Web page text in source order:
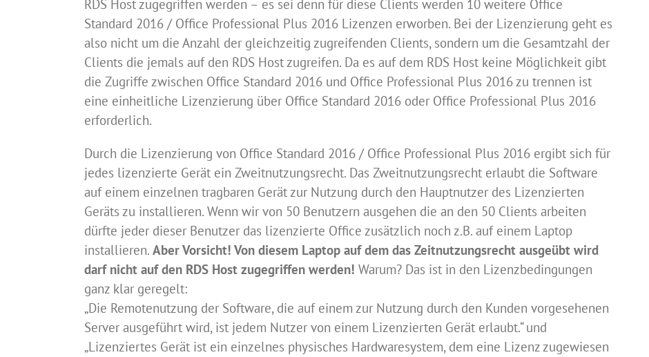
RDS Host zugegriffen werden – es sei denn für diese Clients werden 10 weitere Office
Standard 2016 / Office Professional Plus 2016 Lizenzen erworben. Bei der Lizenzierung geht es
also nicht um die Anzahl der gleichzeitig zugreifenden Clients, sondern um die Gesamtzahl der
Clients die jemals auf den RDS Host zugreifen. Da es auf dem RDS Host keine Möglichkeit gibt
die Zugriffe zwischen Office Standard 2016 und Office Professional Plus 2016 zu trennen ist
eine einheitliche Lizenzierung über Office Standard 2016 oder Office Professional Plus 2016
erforderlich.
Durch die Lizenzierung von Office Standard 2016 / Office Professional Plus 2016 ergibt sich für
jedes lizenzierte Gerät ein Zweitnutzungsrecht. Das Zweitnutzungsrecht erlaubt die Software
auf einem einzelnen tragbaren Gerät zur Nutzung durch den Hauptnutzer des Lizenzierten
Geräts zu installieren. Wenn wir von 50 Benutzern ausgehen die an den 50 Clients arbeiten
dürfte jeder dieser Benutzer das lizenzierte Office zusätzlich noch z.B. auf einem Laptop
installieren. Aber Vorsicht! Von diesem Laptop auf dem das Zeitnutzungsrecht ausgeübt wird
darf nicht auf den RDS Host zugegriffen werden! Warum? Das ist in den Lizenzbedingungen
ganz klar geregelt:
„Die Remotenutzung der Software, die auf einem zur Nutzung durch den Kunden vorgesehenen
Server ausgeführt wird, ist jedem Nutzer von einem Lizenzierten Gerät erlaubt.“ und
„Lizenziertes Gerät ist ein einzelnes physisches Hardwaresystem, dem eine Lizenz zugewiesen